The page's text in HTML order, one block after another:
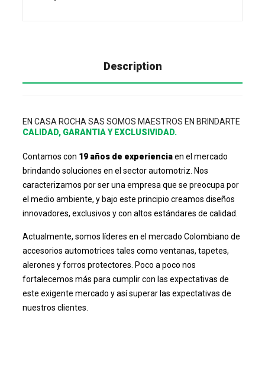
Description
EN CASA ROCHA SAS SOMOS MAESTROS EN BRINDARTE
CALIDAD, GARANTIA Y EXCLUSIVIDAD.
Contamos con 19 años de experienciaen el mercado
brindando soluciones en el sector automotriz. Nos
caracterizamos por ser una empresa que se preocupa por
el medio ambiente, y bajo este principio creamos diseños
innovadores, exclusivos y con altos estándares de calidad.
Actualmente, somos líderes en el mercado Colombiano de
accesorios automotrices tales como ventanas, tapetes,
alerones y forros protectores. Poco a poco nos
fortalecemos más para cumplir con las expectativas de
este exigente mercado y así superar las expectativas de
nuestros clientes.